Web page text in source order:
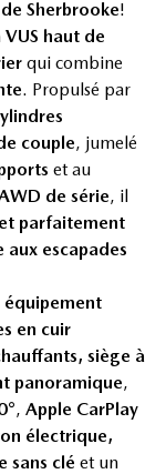
Sherbrooke!
VUS haut de
qui combine
. Propulsé par
couple, jumelé
et au
de série, il
parfaitement
escapades
équipement
en cuir
siège à
panoramique,
, Apple CarPlay
électrique,
sans clé et un